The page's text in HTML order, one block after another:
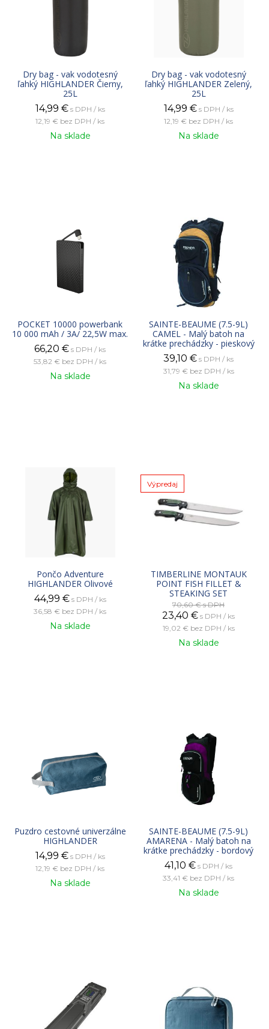
Dry bag - vak vodotesný
ľahký HIGHLANDER Čierny,
25L
14,99 € s DPH / ks
12,19 € bez DPH / ks
Na sklade
Dry bag - vak vodotesný
ľahký HIGHLANDER Zelený,
25L
14,99 € s DPH / ks
12,19 € bez DPH / ks
Na sklade
POCKET 10000 powerbank
10 000 mAh / 3A/ 22,5W max.
66,20 € s DPH / ks
53,82 € bez DPH / ks
Na sklade
SAINTE-BEAUME (7.5-9L)
CAMEL - Malý batoh na
krátke prechádzky - pieskový
39,10 € s DPH / ks
31,79 € bez DPH / ks
Na sklade
Pončo Adventure
HIGHLANDER Olivové
44,99 € s DPH / ks
36,58 € bez DPH / ks
Na sklade
Výpredaj
TIMBERLINE MONTAUK
POINT FISH FILLET &
STEAKING SET
70,60 €s DPH
23,40 € s DPH / ks
19,02 € bez DPH / ks
Na sklade
Puzdro cestovné univerzálne
HIGHLANDER
14,99 € s DPH / ks
12,19 € bez DPH / ks
Na sklade
SAINTE-BEAUME (7.5-9L)
AMARENA - Malý batoh na
krátke prechádzky - bordový
41,10 € s DPH / ks
33,41 € bez DPH / ks
Na sklade